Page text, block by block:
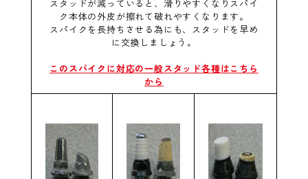
スタッドが減っていると、滑りやすくなりスパイ
ク本体の外皮が擦れて破れやすくなります。
スパイクを長持ちさせる為にも、スタッドを早め
に交換しましょう。
このスパイクに対応の一般スタッド各種はこちら
から